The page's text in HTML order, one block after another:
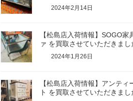
2024年2月14日
【松島店入荷情報】SOGO家
ァ を買取させていただきまし
2024年1月26日
【松島店入荷情報】アンティ
ト を買取させていただきまし